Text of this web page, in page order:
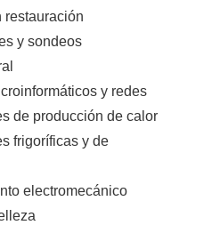
restauración
y sondeos
y redes
de producción de calor
frigoríficas y de
electromecánico